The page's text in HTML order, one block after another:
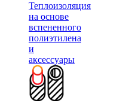
Теплоизоляция
на основе
вспененного
полиэтилена
и
аксессуары